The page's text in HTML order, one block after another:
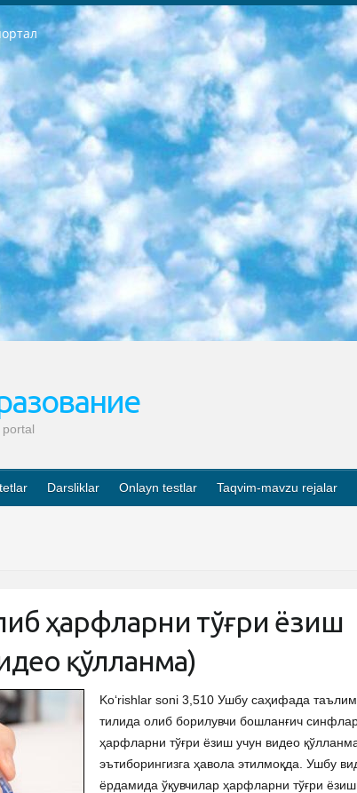
экзаменационных материалов и критериев оценки; перевод базы экзаменационных материалов на все языки обучения подать в Республиканский образовательный центр для изготовления; варианты экзаменов на основе разработанных контрольных материалов пусть будут поставлены задачи формирования. 3. Республиканский образовательный центр (Ш.Худайкулов) до 5 апреля 2024 года. до: база данных предоставленных экзаменационных материалов на все языки обучения перевод и экспертиза; для слепых, слабовидящих, глухих, слабослышащих и умственно отсталых детей учащиеся выпускных классов специализированных школ и школ-интернатов база данных экзаменационных материалов на всех преподаваемых языках подготовка критериев оценки; специализированные школы для умственно отсталых детей и технологии для учащихся выпускных классов школ-интернатов разработка соответствующих рекомендаций и критериев проведения ЕГЭ по естествознанию давать задания. 4. Педагогический при специализированных образовательных учреждениях. Научно-практический центр навыков и международной оценки (Д.Давидова), Республика образовательный центр (Худайкулов Ш.) итоговый государственный аттестационный экзамен ориентирован на творческое и логическое мышление при подготовке базы материалов учитывать введение заданий. 5. Следует отметить, что: сертификат государственного образца о знании общеобразовательного предмета и как минимум национальный уровень B1 по предметам на иностранных языках, указанным в Приложении 2. или международно признанный сертификат эквивалентного уровня студенты, изучающие определенный предмет, освобождаются от экзамена; по соответствующим предметам запланирована итоговая государственная аттестация за день до дня, путем жеребьевки Рабочей группой (в письменной форме по предметам, проводимым в форме) из числа сформированных вариантов выбрано 2 варианта; 2 выбранных варианта экзамена анонсированы на официальном сайте министерства и все выпускники по всей стране на основе этих вариантов проводит итоговую государственную аттестацию. 6. Государственное образование учащихся средних общеобразовательных учреждений. знания в соответствии с квалификационными требованиями, которые необходимо приобрести на основании стандартов итоговый (выпускной) контроль для 9 и 11 классов в целях тестирования Экзамены (далее – экзамены) состоят из предметов, перечисленных в приложении 1. будет сделано. 7. Экзамены пройдут с 26 мая по 15 июня 2024 г. (кроме науки физического воспитания). 8. Физическая для учащихся 9 классов общесредних образовательных учреждений. Экзамены по предмету «Образование, квалификация медицина» 1-6 мая 2024 года. сотрудники перевести под присмотр (с отклонениями в физическом или умственном развитии) специализированная школа для детей, школы-интернаты и со сколиозом школы-интернаты санаторного типа для больных детей исключены). 9. Он был слепым, слабовидящим и имел нарушения опорно-двигательного аппарата. экзамены в специализированных школах и интернатах для детей должны проводиться исходя из требований, предъявляемых к общеобразовательным учреждениям (физкультура кроме науки). 10. Специализированная школа для глухих и слабослышащих детей. и экзамены в интернатах и быть реализован в виде письменного теста по математике. 11. Специальность для умственно отсталых детей. Для 9 класса Родной язык и литературное письмо Государственный язык (язык обучения – узбекский). для неклассов) написано Математическое письмо Письменная/устная история Узбекистана Физическое воспитание практично Итоговый контроль Для 11 класса Написание родного языка и литературы (эссе) Математическое письмо Узбекский язык (обучение на узбекском языке) не посещающее общее среднее образование для учреждений)/Образовательное учреждение выбор письменный и устный Иностранный язык письменный/устный Письменная/устная история Узбекистана *По выбору студента:  Химия  Физика  Основы государственного права  География 10 бесплатных образовательных ресурсов - Мы составили подборку онлайн-проектов с интерактивными упражнениями, видеолекциями и статьями. Они
portal
Darsliklar Onlayn testlar Taqvim-mavzu rejalar
ҳарфларни тўғри ёзиш
қўлланма)
Ko‘rishlar soni 3,510 Ушбу саҳифада
тилида олиб борилувчи бошланғич
ҳарфларни тўғри ёзиш учун видео
эътиборингизга ҳавола этилмоқда. Ушбу
ёрдамида ўқувчилар ҳарфларни тўғри